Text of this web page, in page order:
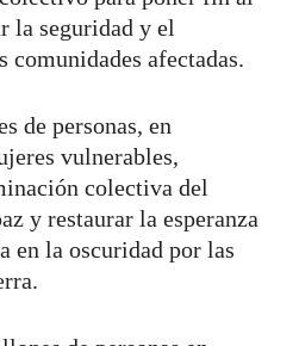
la seguridad y el
comunidades afectadas.
de personas, en
vulnerables,
colectiva del
y restaurar la esperanza
en la oscuridad por las